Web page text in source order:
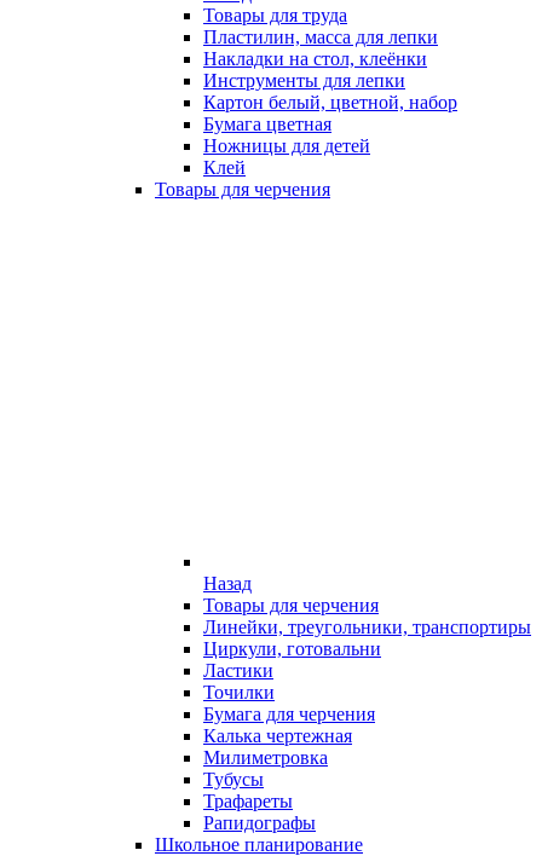
Товары для труда
Пластилин, масса для лепки
Накладки на стол, клеёнки
Инструменты для лепки
Картон белый, цветной, набор
Бумага цветная
Ножницы для детей
Клей
Товары для черчения
Назад
Товары для черчения
Линейки, треугольники, транспортиры
Циркули, готовальни
Ластики
Точилки
Бумага для черчения
Калька чертежная
Милиметровка
Тубусы
Трафареты
Рапидографы
Школьное планирование